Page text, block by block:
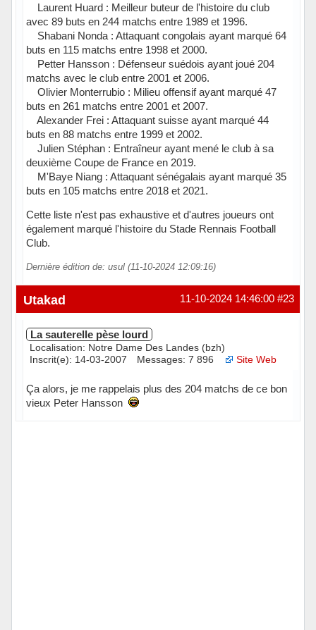
Laurent Huard : Meilleur buteur de l'histoire du club
avec 89 buts en 244 matchs entre 1989 et 1996.
Shabani Nonda : Attaquant congolais ayant marqué 64
buts en 115 matchs entre 1998 et 2000.
Petter Hansson : Défenseur suédois ayant joué 204
matchs avec le club entre 2001 et 2006.
Olivier Monterrubio : Milieu offensif ayant marqué 47
buts en 261 matchs entre 2001 et 2007.
Alexander Frei : Attaquant suisse ayant marqué 44
buts en 88 matchs entre 1999 et 2002.
Julien Stéphan : Entraîneur ayant mené le club à sa
deuxième Coupe de France en 2019.
M'Baye Niang : Attaquant sénégalais ayant marqué 35
buts en 105 matchs entre 2018 et 2021.
Cette liste n'est pas exhaustive et d'autres joueurs ont
également marqué l'histoire du Stade Rennais Football
Club.
Dernière édition de: usul (11-10-2024 12:09:16)
Hors ligne #23
11-10-2024 14:46:00
Utakad
La sauterelle pèse lourd
Localisation: Notre Dame Des Landes (bzh)
Inscrit(e): 14-03-2007
Messages: 7 896 Site Web
Ça alors, je me rappelais plus des 204 matchs de ce bon
vieux Peter Hansson